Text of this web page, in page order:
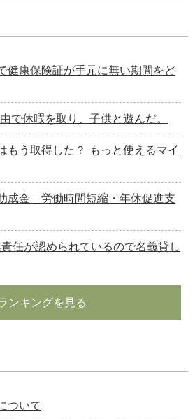
健康保険証が手元に無い期間をど
で休暇を取り、子供と遊んだ。
もう取得した？ もっと使えるマイ
成金 労働時間短縮・年休促進支
責任が認められているので名義貸し
ンキングを見る
ついて